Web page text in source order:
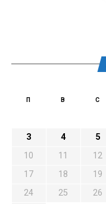
П В С
3
4 5
10
11 12
17
18 19
24
25 26